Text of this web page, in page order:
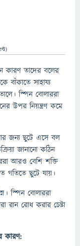
কারণ তাদের বলের
বাঁকাতে সাহায্য
স্পিন বোলাররা
উপর নিয়ন্ত্রণ কমে
জন্য ছুটে এসে বল
জানানো কঠিন
আরও বেশি শক্তি
গতিতে ছুটে যায়।
স্পিন বোলাররা
রান রোধ করার চেষ্টা
কারণ: